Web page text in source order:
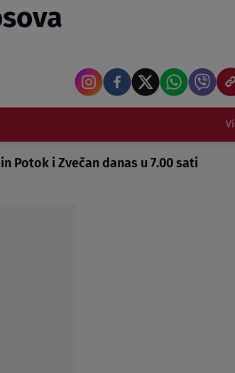
Potok i Zvečan danas u 7.00 sati